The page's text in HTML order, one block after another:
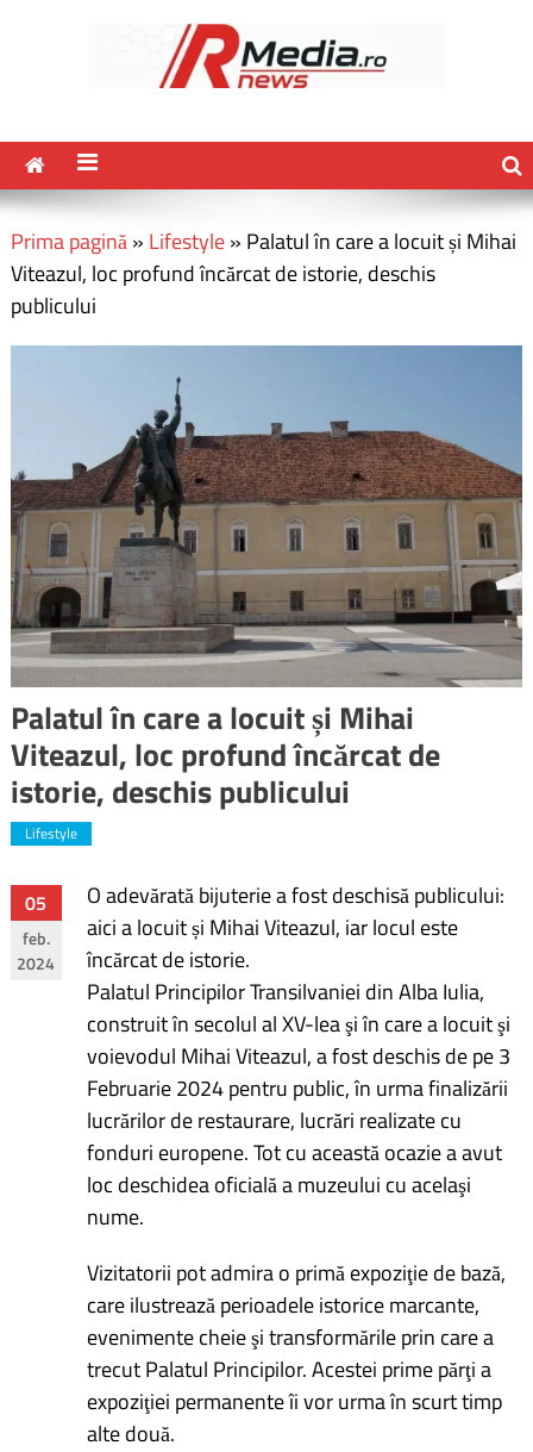
Prima pagină» Lifestyle» Palatul în care a locuit și Mihai
Viteazul, loc profund încărcat de istorie, deschis
publicului
Palatul în care a locuit și Mihai
Viteazul, loc profund încărcat de
istorie, deschis publicului
Lifestyle
05
feb.
2024
O adevărată bijuterie a fost deschisă publicului:
aici a locuit și Mihai Viteazul, iar locul este
încărcat de istorie.
Palatul Principilor Transilvaniei din Alba Iulia,
construit în secolul al XV-lea şi în care a locuit şi
voievodul Mihai Viteazul, a fost deschis de pe 3
Februarie 2024 pentru public, în urma finalizării
lucrărilor de restaurare, lucrări realizate cu
fonduri europene. Tot cu această ocazie a avut
loc deschidea oficială a muzeului cu acelaşi
nume.
Vizitatorii pot admira o primă expoziţie de bază,
care ilustrează perioadele istorice marcante,
evenimente cheie şi transformările prin care a
trecut Palatul Principilor. Acestei prime părţi a
expoziţiei permanente îi vor urma în scurt timp
alte două.
Navigare
în
articole